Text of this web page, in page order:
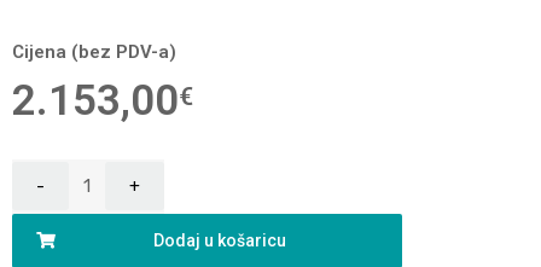
Cijena (bez PDV-a)
2.153,00€
Dodaj u košaricu